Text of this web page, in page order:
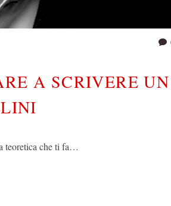
A SCRIVERE UN
teoretica che ti fa…